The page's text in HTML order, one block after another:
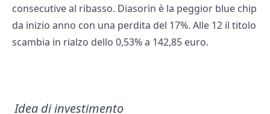
consecutive al ribasso. Diasorin è la peggior blue chip
da inizio anno con una perdita del 17%. Alle 12 il titolo
scambia in rialzo dello 0,53% a 142,85 euro.
Idea di investimento